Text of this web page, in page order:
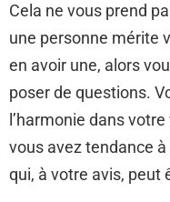
Cela ne vous prend
une personne mérite
en avoir une, alors
poser de questions.
l’harmonie dans
vous avez tendance
qui, à votre avis, peut